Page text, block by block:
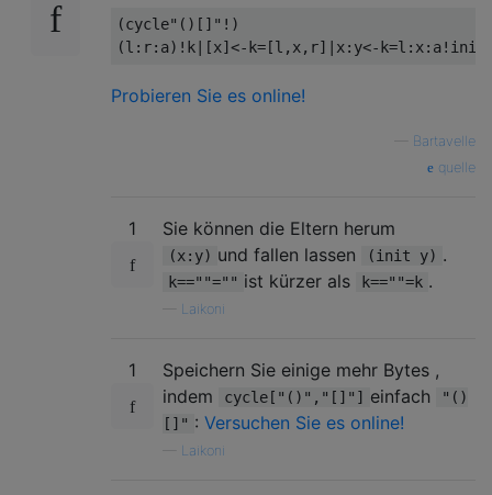
(cycle"()[]" !)
(l : r: a)! k |[x]<- k=[l , x, r]| x: y<- k=l : x: a! init
Probieren Sie es online!
Bartavelle
quelle
1 Sie können die Eltern herum
(x:y) und fallen lassen (init y) .
k==""="" ist kürzer als k==""=k .
Laikoni
1
Speichern Sie einige mehr Bytes ,
indem
cycle["()","[]"] einfach
"()
[]" : Versuchen Sie es online!
Laikoni